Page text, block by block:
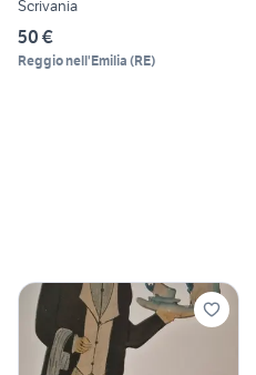
Scrivania
50 €
Reggio nell'Emilia (RE)